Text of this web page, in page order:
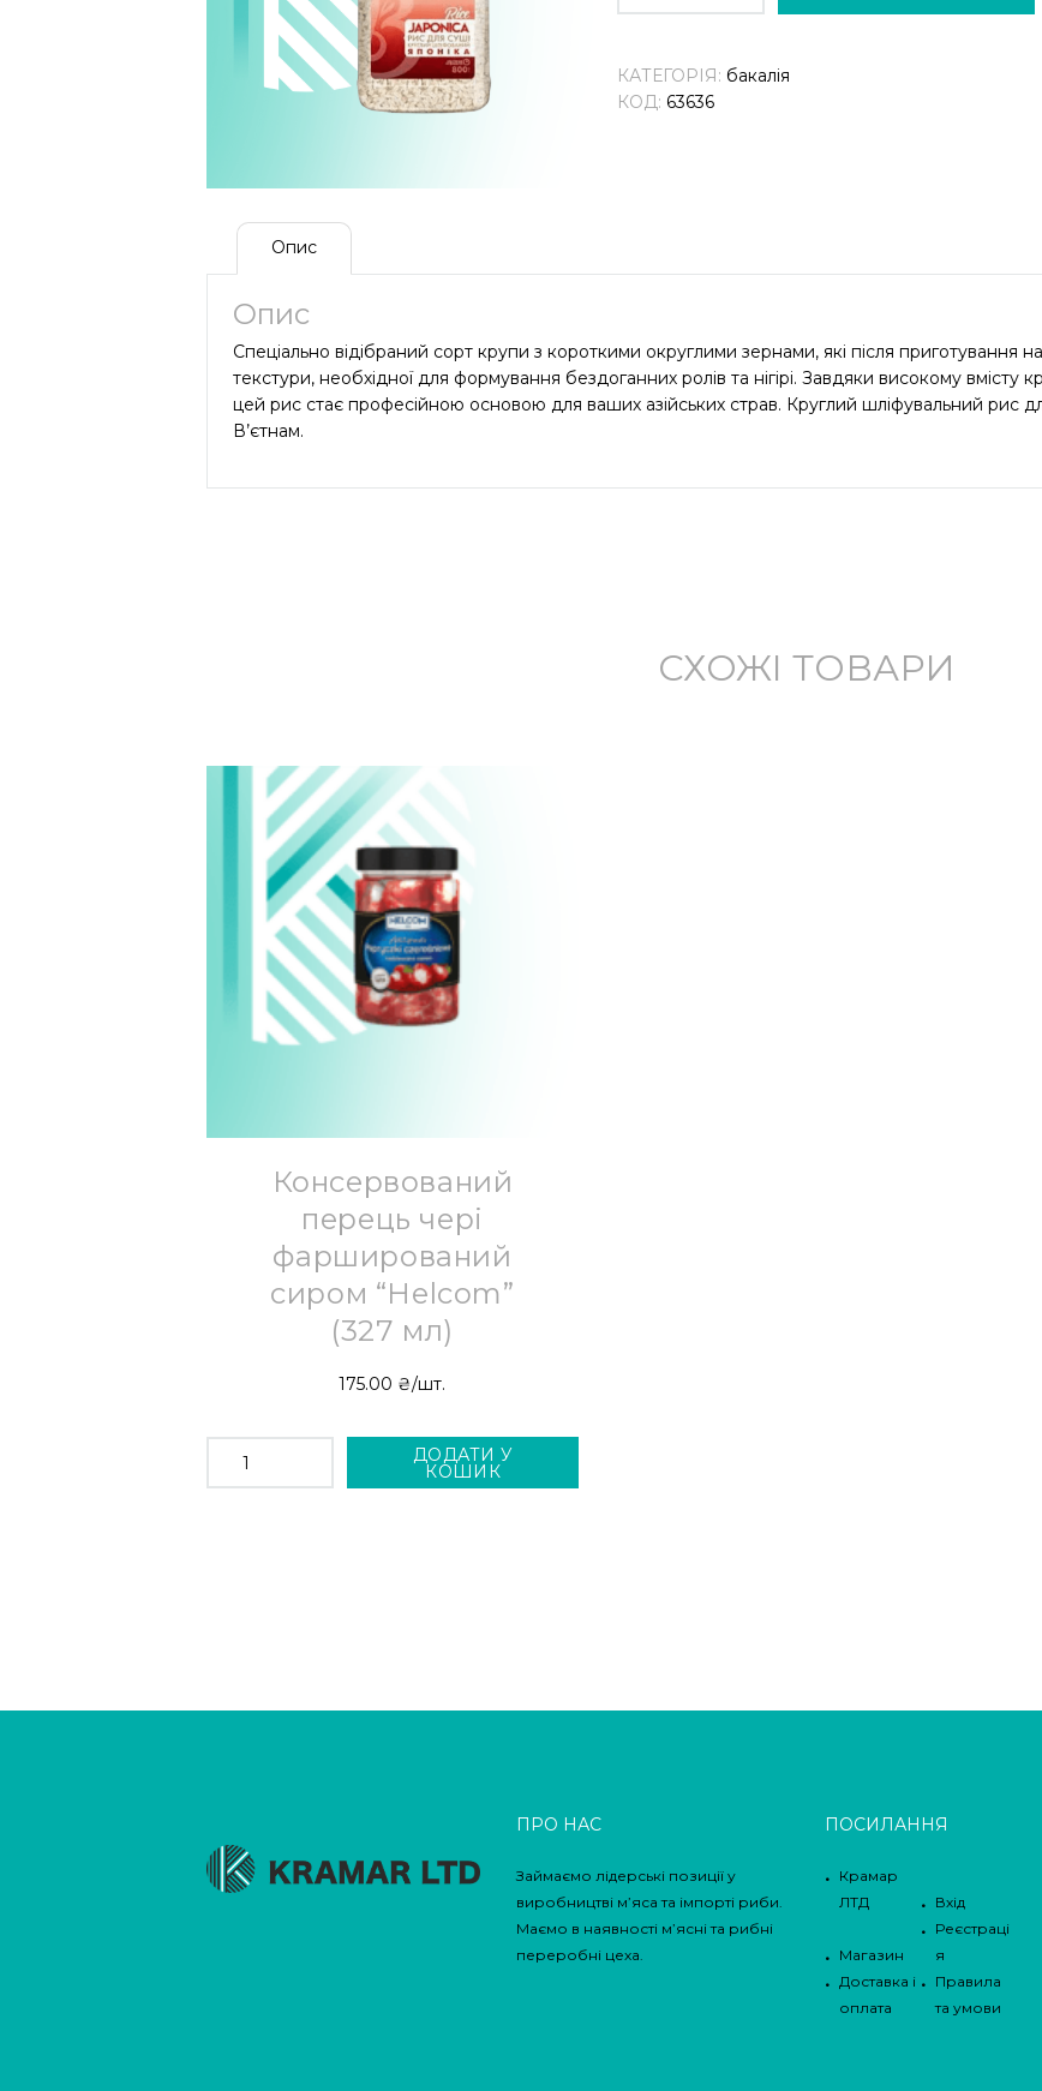
CYШІ
КІЛЬКІСТЬ
КАТЕГОРІЯ: бакалія
КОД: 63636
Опис
Опис
Спеціально відібраний сорт крупи з короткими округлими зернами, які після приготування
текстури, необхідної для формування бездоганних ролів та нігірі. Завдяки високому вмісту
цей рис стає професійною основою для ваших азійських страв. Круглий шліфувальний
В’єтнам.
СХОЖІ ТОВАРИ
Консервований
перець чері
фарширований
сиром “Helcom”
(327 мл)
175.00 ₴/шт.
КОНСЕРВОВАНИЙ
ПЕРЕЦЬ
ФАРШИРОВАНИЙ
ДОДАТИ У
КОШИК
ПРО НАС
Займаємо лідерські позиції у
виробництві м’яса та імпорті риби.
Маємо в наявності м’ясні та рибні
переробні цеха.
ПОСИЛАННЯ
Крамар
ЛТД
Вхід
Магазин
Реєстраці
я
Доставка і
оплата
Правила
та умови